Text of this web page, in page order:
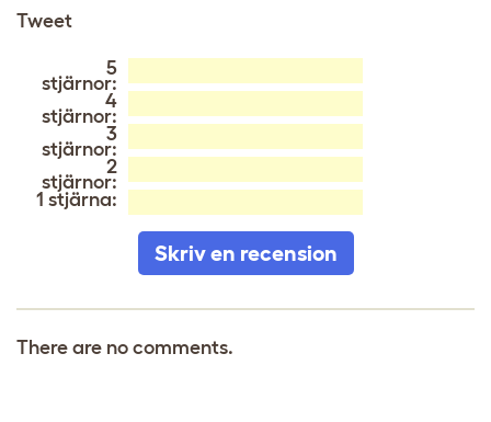
Tweet
5
stjärnor:
4
stjärnor:
3
stjärnor:
2
stjärnor:
1 stjärna:
Skriv en recension
There are no comments.